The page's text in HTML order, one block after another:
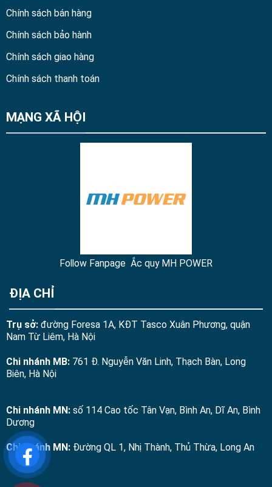
Chính sách bán hàng
Chính sách bảo hành
Chính sách giao hàng
Chính sách thanh toán
MẠNG XÃ HỘI
Follow Fanpage Ắc quy MH POWER
ĐỊA CHỈ
Trụ sở:đường Foresa 1A, KĐT Tasco Xuân Phương, quận
Nam Từ Liêm, Hà Nội
Chi nhánh MB:761 Đ. Nguyễn Văn Linh, Thạch Bàn, Long
Biên, Hà Nội
Chi nhánh MN:số 114 Cao tốc Tân Vạn, Bình An, Dĩ An, Bình
Dương
Chi nhánh MN:Đường QL 1, Nhị Thành, Thủ Thừa, Long An